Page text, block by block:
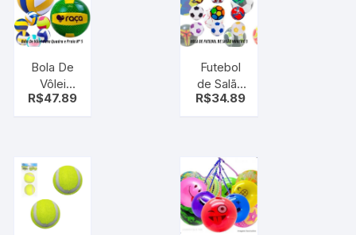
Bola De
Vôlei
Para
voleibol
R$47.89
Futebol
de Salão
Bola
– Número
3 – bola
de futebol
R$34.89